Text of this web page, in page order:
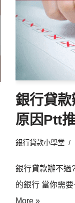
銀行貸
原因Ptt
銀行貸款小學堂
銀行貸款辦不過
的銀行 當你需
More »